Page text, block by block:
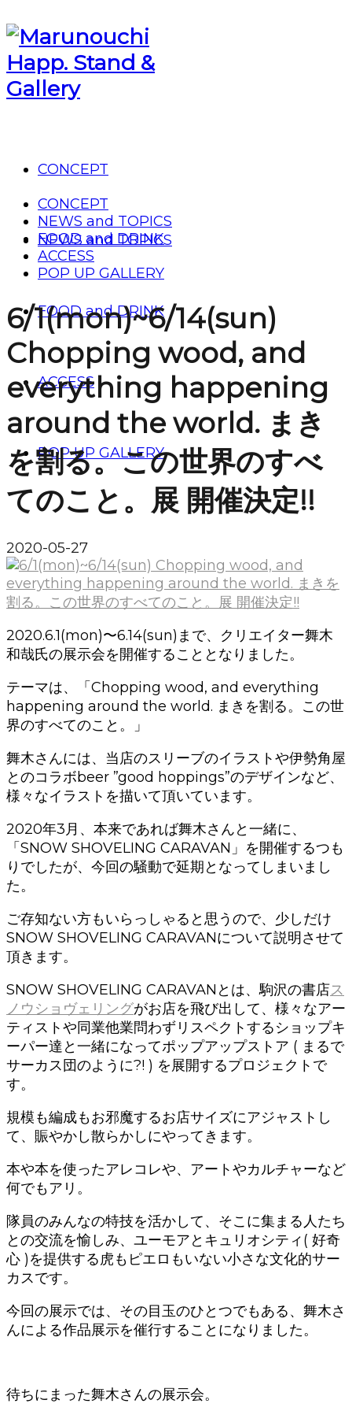
CONCEPT
NEWS and TOPICS
FOOD and DRINK
ACCESS
POP UP GALLERY
CONCEPT
NEWS and TOPICS
FOOD and DRINK
ACCESS
POP UP GALLERY
6/1(mon)~6/14(sun)
Chopping wood, and
everything happening
around the world. まき
を割る。この世界のすべ
てのこと。展 開催決定!!
2020-05-27
2020.6.1(mon)〜6.14(sun)まで、クリエイター舞木
和哉氏の展示会を開催することとなりました。
テーマは、「Chopping wood, and everything
happening around the world. まきを割る。この世
界のすべてのこと。」
舞木さんには、当店のスリーブのイラストや伊勢角屋
とのコラボbeer ”good hoppings”のデザインなど、
様々なイラストを描いて頂いています。
2020年3月、本来であれば舞木さんと一緒に、
「SNOW SHOVELING CARAVAN」を開催するつも
りでしたが、今回の騒動で延期となってしまいまし
た。
ご存知ない方もいらっしゃると思うので、少しだけ
SNOW SHOVELING CARAVANについて説明させて
頂きます。
SNOW SHOVELING CARAVANとは、駒沢の書店ス
ノウショヴェリングがお店を飛び出して、様々なアー
ティストや同業他業問わずリスペクトするショップキ
ーパー達と一緒になってポップアップストア ( まるで
サーカス団のように?! ) を展開するプロジェクトで
す。
規模も編成もお邪魔するお店サイズにアジャストし
て、賑やかし散らかしにやってきます。
本や本を使ったアレコレや、アートやカルチャーなど
何でもアリ。
隊員のみんなの特技を活かして、そこに集まる人たち
との交流を愉しみ、ユーモアとキュリオシティ( 好奇
心 )を提供する虎もピエロもいない小さな文化的サー
カスです。
今回の展示では、その目玉のひとつでもある、舞木さ
んによる作品展示を催行することになりました。
待ちにまった舞木さんの展示会。